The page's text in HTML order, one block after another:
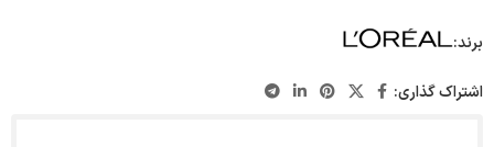
برند:
اشتراک گذاری: